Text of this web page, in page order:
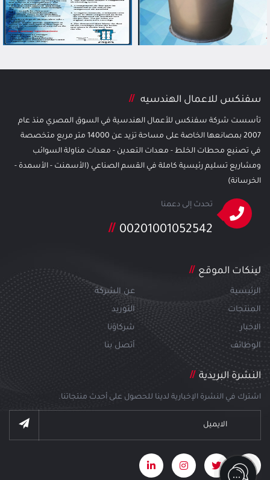
سفنكس للاعمال الهندسيه
تأسست شركة سفنكس للأعمال الهندسية في السوق المصري منذ عام
2007 بمصانعها الخاصة على مساحة تزيد عن 14000 متر مربع متخصصة
في تصنيع محطات الخلط - معدات التعدين - معدات مناولة السوائب
ومشاريع تسليم رئيسية كاملة في القسم الصناعي (الأسمنت - الأسمدة -
الخرسانة)
تحدث إلى دعمنا
00201001052542
لينكات الموقع
الرئيسية
عن الشركة
المنتجات
التوريد
الاخبار
شركاؤنا
الوظائف
أتصل بنا
النشرة البريدية
اشترك في النشرة الإخبارية لدينا للحصول على أحدث منتجاتنا.